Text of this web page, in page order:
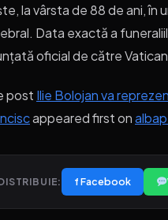
la vârsta de 88 de ani, în
Data exactă a
oficial de către
post Ilie Bolojan va
appeared first on
f Facebook